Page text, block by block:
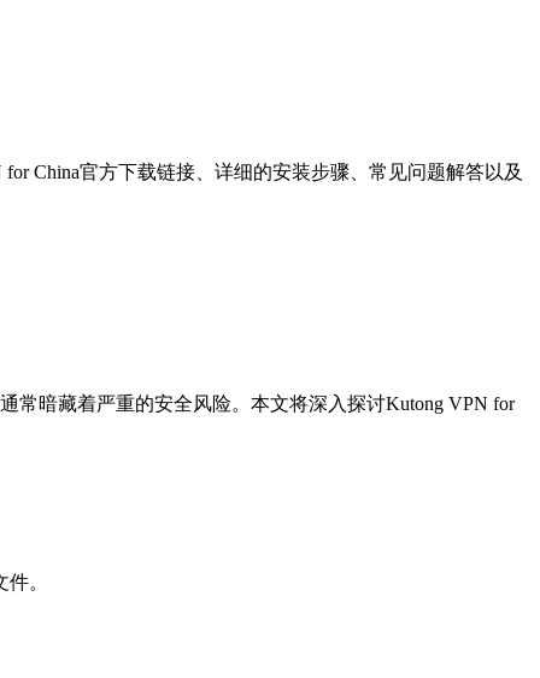
China官方下载链接、详细的安装步骤、常见问题解答以及
常暗藏着严重的安全风险。本文将深入探讨Kutong VPN for
。